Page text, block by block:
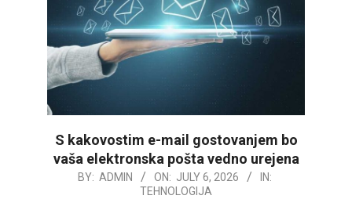
S kakovostim e-mail gostovanjem bo
vaša elektronska pošta vedno urejena
BY: ADMIN ON: JULY 6, 2026
IN:
TEHNOLOGIJA